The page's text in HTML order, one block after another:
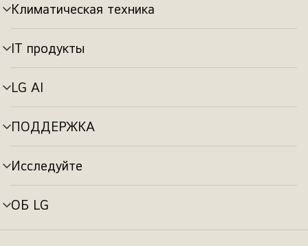
Климатическая техника
Переключатель
меню
IT продукты
Переключатель
меню
LG AI
Переключатель
меню
ПОДДЕРЖКА
Переключатель
меню
Исследуйте
Переключатель
меню
ОБ LG
Переключатель